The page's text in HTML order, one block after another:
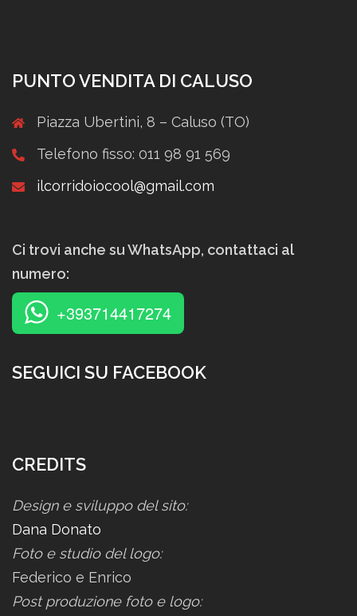
PUNTO VENDITA DI CALUSO
Piazza Ubertini, 8 – Caluso (TO)
Telefono fisso: 011 98 91 569
ilcorridoiocool@gmail.com
Ci trovi anche su WhatsApp, contattaci al
numero:
+393714417274
SEGUICI SU FACEBOOK
CREDITS
Design e sviluppo del sito:
Dana Donato
Foto e studio del logo:
Federico e Enrico
Post produzione foto e logo: